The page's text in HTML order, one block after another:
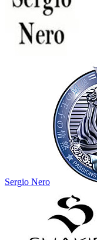
Sergio Nero